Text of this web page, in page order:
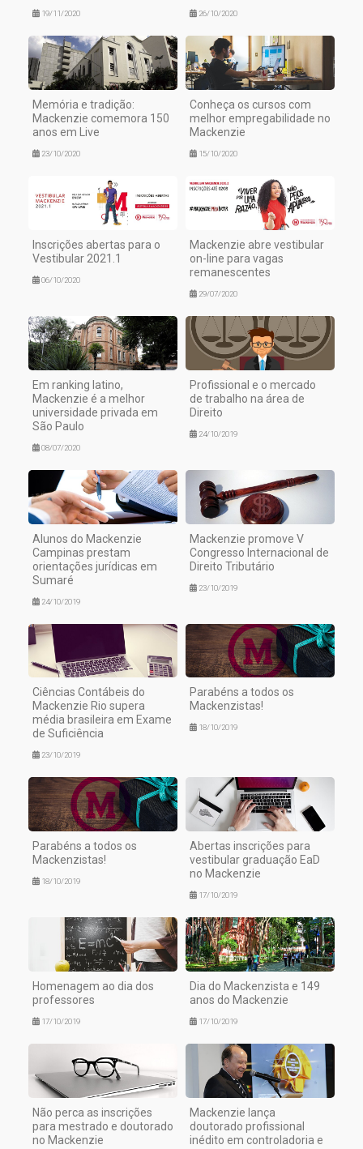
19/11/2020 26/10/2020
Memória e tradição:
Mackenzie comemora 150
anos em Live
23/10/2020
Conheça os cursos com
melhor empregabilidade no
Mackenzie
15/10/2020
Inscrições abertas para o
Vestibular 2021.1
06/10/2020
Mackenzie abre vestibular
on-line para vagas
remanescentes
29/07/2020
Em ranking latino,
Mackenzie é a melhor
universidade privada em
São Paulo
08/07/2020
Profissional e o mercado
de trabalho na área de
Direito
24/10/2019
Alunos do Mackenzie
Campinas prestam
orientações jurídicas em
Sumaré
24/10/2019
Mackenzie promove V
Congresso Internacional de
Direito Tributário
23/10/2019
Ciências Contábeis do
Mackenzie Rio supera
média brasileira em Exame
de Suficiência
23/10/2019
Parabéns a todos os
Mackenzistas!
18/10/2019
Parabéns a todos os
Mackenzistas!
18/10/2019
Abertas inscrições para
vestibular graduação EaD
no Mackenzie
17/10/2019
Homenagem ao dia dos
professores
17/10/2019
Dia do Mackenzista e 149
anos do Mackenzie
17/10/2019
Não perca as inscrições
para mestrado e doutorado
no Mackenzie
Mackenzie lança
doutorado profissional
inédito em controladoria e